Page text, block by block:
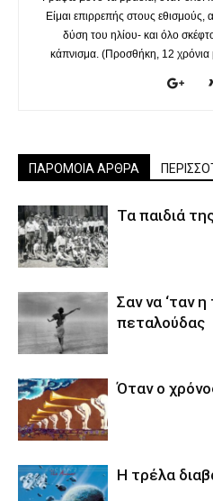
Είμαι επιρρεπής στους
δύση του ηλίου- και όλο
κάπνισμα. (Προσθήκη, 12 χρόνια
ΠΑΡΟΜΟΙΑ ΑΡΘΡΑ
Τα παιδιά
Σαν να ‘ταν
πεταλούδας
Όταν ο
Η τρέλα